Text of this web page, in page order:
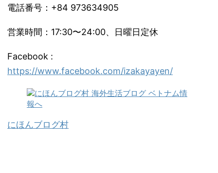
電話番号：+84 973634905
営業時間：17:30〜24:00、日曜日定休
Facebook :
https://www.facebook.com/izakayayen/
にほんブログ村